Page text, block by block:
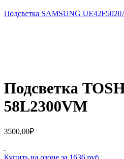
Подсветка SAMSUNG
Подсветка
58L2300VM
3500,00₽
.
Купить на озоне за 1636 руб